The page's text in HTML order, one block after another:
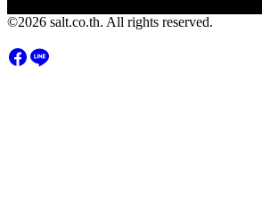
©2026 salt.co.th. All rights reserved.